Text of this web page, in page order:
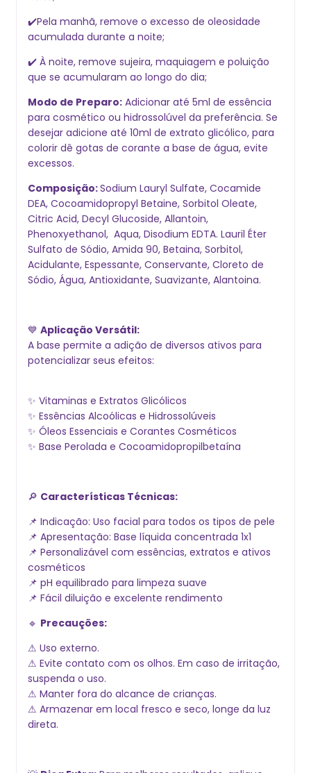
✔️Pela manhã, remove o excesso de oleosidade
acumulada durante a noite;
✔️ À noite, remove sujeira, maquiagem e poluição
que se acumularam ao longo do dia;
Modo de Preparo: Adicionar até 5ml de essência
para cosmético ou hidrossolúvel da preferência. Se
desejar adicione até 10ml de extrato glicólico, para
colorir dê gotas de corante a base de água, evite
excessos.
Composição:Sodium Lauryl Sulfate, Cocamide
DEA, Cocoamidopropyl Betaine, Sorbitol Oleate,
Citric Acid, Decyl Glucoside, Allantoin,
Phenoxyethanol, Aqua, Disodium EDTA. Lauril Éter
Sulfato de Sódio, Amida 90, Betaina, Sorbitol,
Acidulante, Espessante, Conservante, Cloreto de
Sódio, Água, Antioxidante, Suavizante, Alantoina.
💙 Aplicação Versátil:
A base permite a adição de diversos ativos para
potencializar seus efeitos:
✨ Vitaminas e Extratos Glicólicos
✨ Essências Alcoólicas e Hidrossolúveis
✨ Óleos Essenciais e Corantes Cosméticos
✨ Base Perolada e Cocoamidopropilbetaína
🔎 Características Técnicas:
📌 Indicação: Uso facial para todos os tipos de pele
📌 Apresentação: Base líquida concentrada 1x1
📌 Personalizável com essências, extratos e ativos
cosméticos
📌 pH equilibrado para limpeza suave
📌 Fácil diluição e excelente rendimento
🔹 Precauções:
⚠ Uso externo.
⚠ Evite contato com os olhos. Em caso de irritação,
suspenda o uso.
⚠ Manter fora do alcance de crianças.
⚠ Armazenar em local fresco e seco, longe da luz
direta.